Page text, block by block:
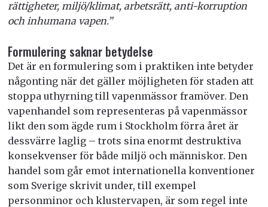
rättigheter, miljö/klimat, arbetsrätt, anti-korruption
och inhumana vapen.”
Formulering saknar betydelse
Det är en formulering som i praktiken inte betyder
någonting när det gäller möjligheten för staden att
stoppa uthyrning till vapenmässor framöver. Den
vapenhandel som representeras på vapenmässor
likt den som ägde rum i Stockholm förra året är
dessvärre laglig – trots sina enormt destruktiva
konsekvenser för både miljö och människor. Den
handel som går emot internationella konventioner
som Sverige skrivit under, till exempel
personminor och klustervapen, är som regel inte